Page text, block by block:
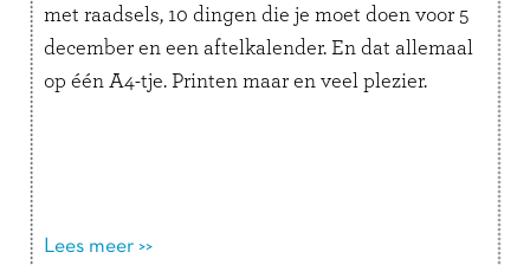
met raadsels, 10 dingen die je moet doen voor 5
december en een aftelkalender. En dat allemaal
op één A4-tje. Printen maar en veel plezier.
Lees meer >>